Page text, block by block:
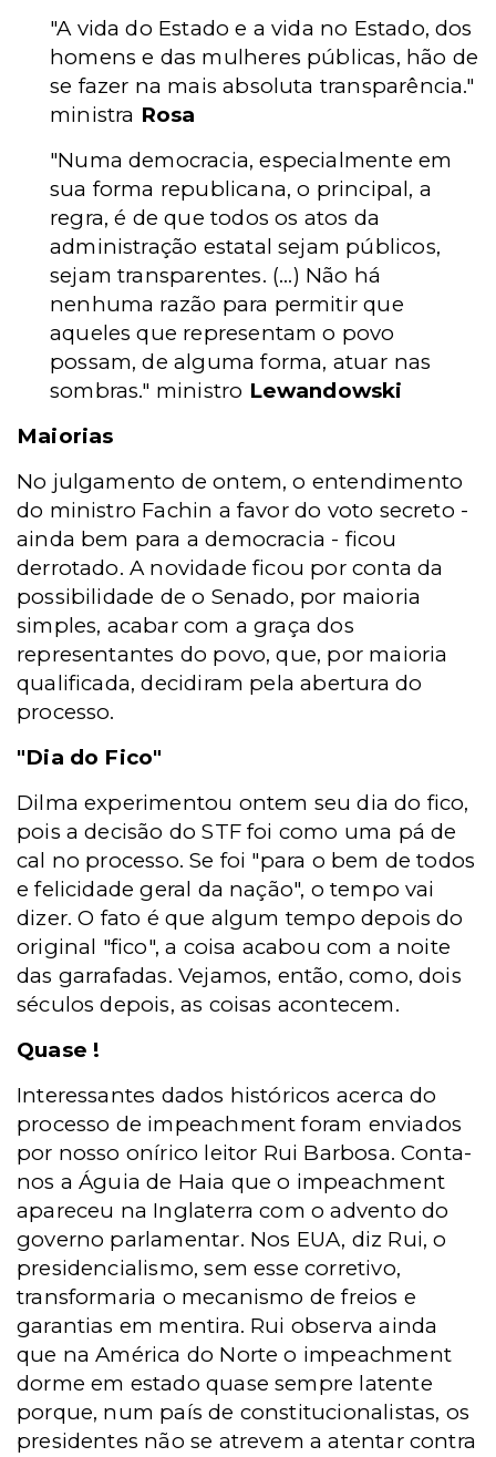
"A vida do Estado e a vida no Estado, dos
homens e das mulheres públicas, hão de
se fazer na mais absoluta transparência."
ministra Rosa
"Numa democracia, especialmente em
sua forma republicana, o principal, a
regra, é de que todos os atos da
administração estatal sejam públicos,
sejam transparentes. (...) Não há
nenhuma razão para permitir que
aqueles que representam o povo
possam, de alguma forma, atuar nas
sombras." ministro Lewandowski
Maiorias
No julgamento de ontem, o entendimento
do ministro Fachin a favor do voto secreto -
ainda bem para a democracia - ficou
derrotado. A novidade ficou por conta da
possibilidade de o Senado, por maioria
simples, acabar com a graça dos
representantes do povo, que, por maioria
qualificada, decidiram pela abertura do
processo.
"Dia do Fico"
Dilma experimentou ontem seu dia do fico,
pois a decisão do STF foi como uma pá de
cal no processo. Se foi "para o bem de todos
e felicidade geral da nação", o tempo vai
dizer. O fato é que algum tempo depois do
original "fico", a coisa acabou com a noite
das garrafadas. Vejamos, então, como, dois
séculos depois, as coisas acontecem.
Quase !
Interessantes dados históricos acerca do
processo de impeachment foram enviados
por nosso onírico leitor Rui Barbosa. Conta-
nos a Águia de Haia que o impeachment
apareceu na Inglaterra com o advento do
governo parlamentar. Nos EUA, diz Rui, o
presidencialismo, sem esse corretivo,
transformaria o mecanismo de freios e
garantias em mentira. Rui observa ainda
que na América do Norte o impeachment
dorme em estado quase sempre latente
porque, num país de constitucionalistas, os
presidentes não se atrevem a atentar contra